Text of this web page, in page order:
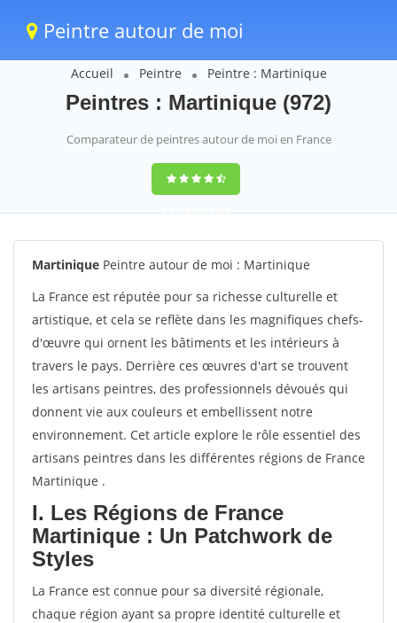
Peintre autour de moi
Accueil Peintre Peintre : Martinique
Peintres : Martinique (972)
Comparateur de peintres autour de moi en France
9,6(100%)1388
votes
Martinique Peintre autour de moi : Martinique
La France est réputée pour sa richesse culturelle et
artistique, et cela se reflète dans les magnifiques chefs-
d'œuvre qui ornent les bâtiments et les intérieurs à
travers le pays. Derrière ces œuvres d'art se trouvent
les artisans peintres, des professionnels dévoués qui
donnent vie aux couleurs et embellissent notre
environnement. Cet article explore le rôle essentiel des
artisans peintres dans les différentes régions de France
Martinique .
I. Les Régions de France
Martinique : Un Patchwork de
Styles
La France est connue pour sa diversité régionale,
chaque région ayant sa propre identité culturelle et